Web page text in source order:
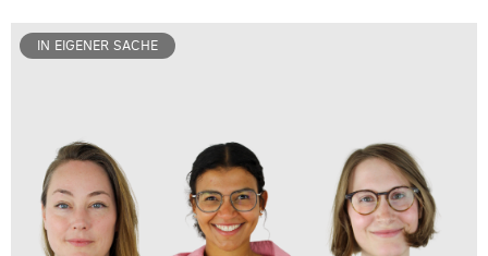
IN EIGENER SACHE